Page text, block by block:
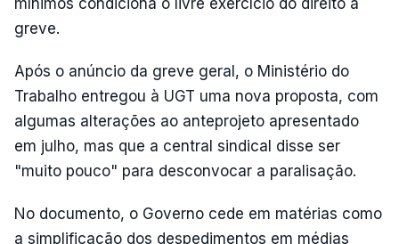
greve.
Após o anúncio da greve geral, o Ministério do
Trabalho entregou à UGT uma nova proposta, com
algumas alterações ao anteprojeto apresentado
em julho, mas que a central sindical disse ser
"muito pouco" para desconvocar a paralisação.
No documento, o Governo cede em matérias como
a simplificação dos despedimentos em médias